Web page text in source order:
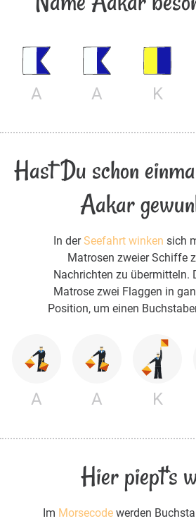
A A K
Hast Du schon
Aakar
In derSeefahrt winken sich
Matrosen zweier Schiffe
Nachrichten zu übermitteln.
Matrose zwei Flaggen in
Position, um einen
A A K
Hier piept's
Im Morsecodewerden